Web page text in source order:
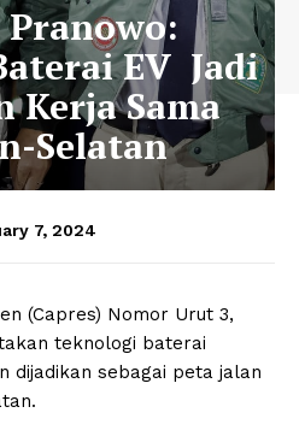
EV Jadi
Kerja Sama
Selatan
7, 2024
(Capres) Nomor Urut 3,
teknologi baterai
dijadikan sebagai peta jalan